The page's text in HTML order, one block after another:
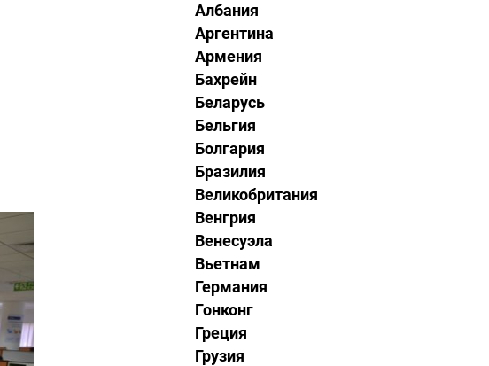
Албания
Аргентина
Армения
Бахрейн
Беларусь
Бельгия
Болгария
Бразилия
Великобритания
Венгрия
Венесуэла
Вьетнам
Германия
Гонконг
Греция
Грузия